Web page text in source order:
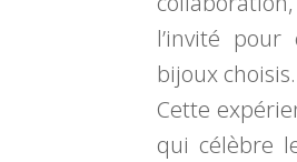
l’invité
bijoux choisis.
Cette
qui célèbre